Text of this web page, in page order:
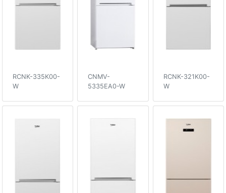
RCNK-335K00-
W
CNMV-
5335EA0-W
RCNK-321K00-
W